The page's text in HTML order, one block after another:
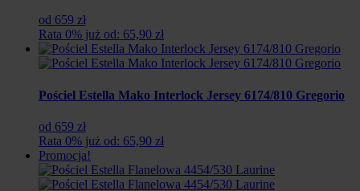
od 659 zł
Rata 0% już od: 65,90 zł
Pościel Estella Mako Interlock Jersey 6174/810 Gregorio
od 659 zł
Rata 0% już od: 65,90 zł
Promocja!